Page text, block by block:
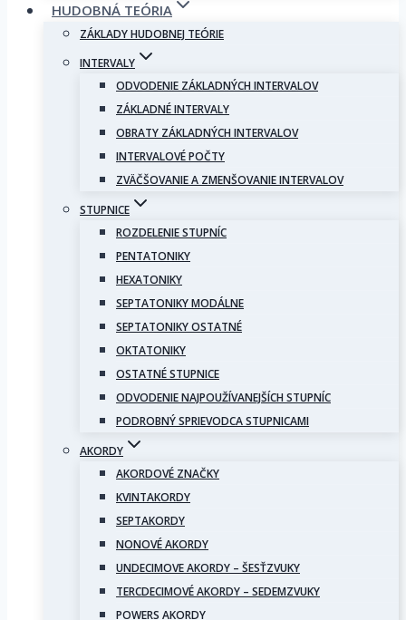
HUDOBNÁ TEÓRIA
ZÁKLADY HUDOBNEJ TEÓRIE
INTERVALY
ODVODENIE ZÁKLADNÝCH INTERVALOV
ZÁKLADNÉ INTERVALY
OBRATY ZÁKLADNÝCH INTERVALOV
INTERVALOVÉ POČTY
ZVÄČŠOVANIE A ZMENŠOVANIE INTERVALOV
STUPNICE
ROZDELENIE STUPNÍC
PENTATONIKY
HEXATONIKY
SEPTATONIKY MODÁLNE
SEPTATONIKY OSTATNÉ
OKTATONIKY
OSTATNÉ STUPNICE
ODVODENIE NAJPOUŽÍVANEJŠÍCH STUPNÍC
PODROBNÝ SPRIEVODCA STUPNICAMI
AKORDY
AKORDOVÉ ZNAČKY
KVINTAKORDY
SEPTAKORDY
NONOVÉ AKORDY
UNDECIMOVE AKORDY – ŠESŤZVUKY
TERCDECIMOVÉ AKORDY – SEDEMZVUKY
POWERS AKORDY